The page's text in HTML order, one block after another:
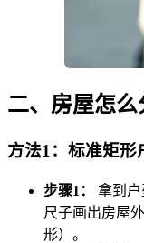
二、房屋怎
方法1：标准矩
步骤1：
拿到
尺子画出房屋
形）。